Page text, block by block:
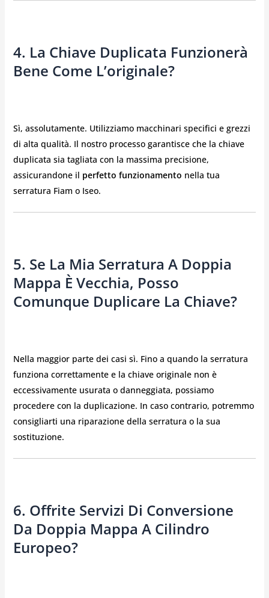
4. La Chiave Duplicata Funzionerà
Bene Come L’originale?
Sì, assolutamente. Utilizziamo macchinari specifici e grezzi
di alta qualità. Il nostro processo garantisce che la chiave
duplicata sia tagliata con la massima precisione,
assicurandone il perfetto funzionamento nella tua
serratura Fiam o Iseo.
5. Se La Mia Serratura A Doppia
Mappa È Vecchia, Posso
Comunque Duplicare La Chiave?
Nella maggior parte dei casi sì. Fino a quando la serratura
funziona correttamente e la chiave originale non è
eccessivamente usurata o danneggiata, possiamo
procedere con la duplicazione. In caso contrario, potremmo
consigliarti una riparazione della serratura o la sua
sostituzione.
6. Offrite Servizi Di Conversione
Da Doppia Mappa A Cilindro
Europeo?